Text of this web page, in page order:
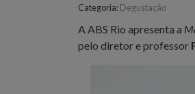
Categoria:Degustação
A ABS Rio apresenta a
pelo diretor e professor